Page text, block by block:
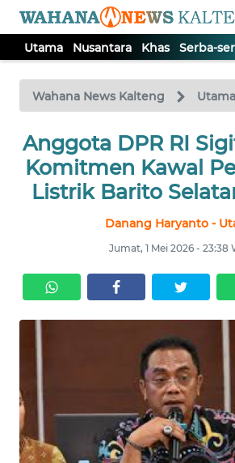
Utama Nusantara Khas Serba-
Wahana News Kalteng Utama
Anggota DPR RI
Komitmen Kawal
Listrik Barito
Danang Haryanto -
Jumat, 1 Mei 2026 - 23:38
TV
Tutup
UTAMA
NUSANTARA
SERBA-
SERBI
INDEKS
BERITA